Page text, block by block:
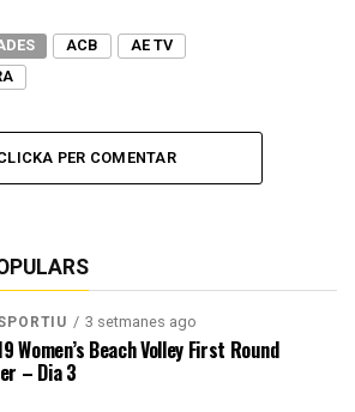
ACB
AE TV
PER COMENTAR
3 setmanes ago
Women’s Beach Volley First Round
– Dia 3